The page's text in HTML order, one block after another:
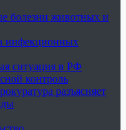
болезни животных и
инфекционных
ситуация в РФ
контроль
разъясняет